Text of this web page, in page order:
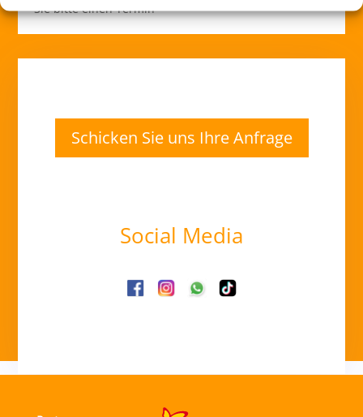
Sie bitte einen Termin
Schicken Sie uns Ihre Anfrage
Social Media